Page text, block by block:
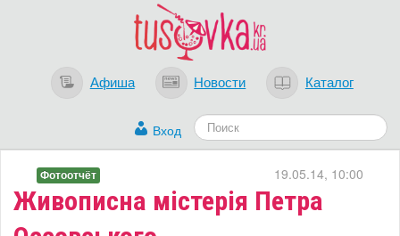
Афиша Новости Каталог
Вход
Живописна містерія Петра
19.05.14, 10:00
Фотоотчёт